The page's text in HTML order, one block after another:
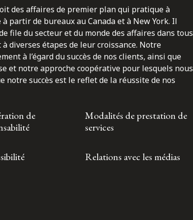
des affaires de premier plan qui pratique à
partir de bureaux au Canada et à New York. Il
file du secteur et du monde des affaires dans tous
diverses étapes de leur croissance. Notre
à l’égard du succès de nos clients, ainsi que
et notre approche coopérative pour lesquels nous
notre succès est le reflet de la réussite de nos
de
Modalités de prestation de
services
Relations avec les médias